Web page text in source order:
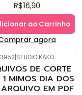
R$16,90
ao Carrinho
agora
3952|STUDIO KAKO
DE CORTE
MIMOS DIA DOS
EM PDF